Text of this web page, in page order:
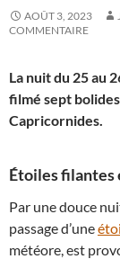
AOÛT 3, 2023
COMMENTAIRE
La nuit du 25 au
filmé sept
Capricornides.
Étoiles filantes
Par une douce
passage d’une
météore, est